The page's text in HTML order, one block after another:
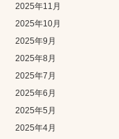
2025年11月
2025年10月
2025年9月
2025年8月
2025年7月
2025年6月
2025年5月
2025年4月